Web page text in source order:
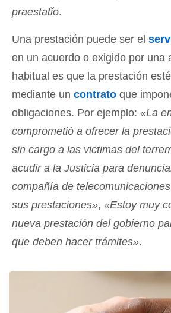
praestatĭo.
Una prestación puede ser el
en un acuerdo o exigido por una
habitual es que la prestación
mediante un contrato que
obligaciones. Por ejemplo: «La
comprometió a ofrecer la
sin cargo a las victimas del
acudir a la Justicia para
compañía de
sus prestaciones», «Estoy muy
nueva prestación del gobierno
que deben hacer trámites».